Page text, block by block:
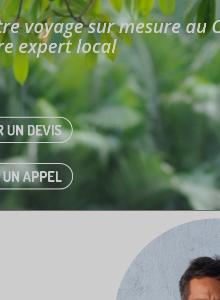
voyage sur mesure au
expert local
UN DEVIS
APPEL